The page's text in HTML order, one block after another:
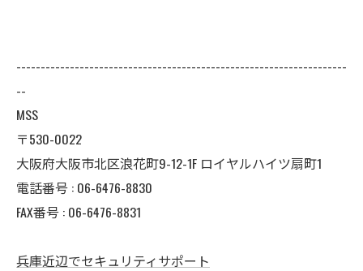
--------------------------------------------------------------------
--
MSS
〒530-0022
大阪府大阪市北区浪花町9-12-1F ロイヤルハイツ扇町1
電話番号 : 06-6476-8830
FAX番号 : 06-6476-8831
兵庫近辺でセキュリティサポート